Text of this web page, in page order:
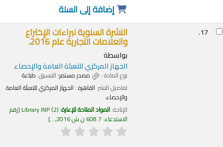
إضافة إلى السلة
17. النشرة السنوية لبراءات الإختراع
والعلامات التجارية عام 2016.
بواسطة
الجهاز المركزي للتعبئة العامة والإحصاء
نوع المادة : مصدر مستمر؛ التنسيق:طباعة
تفاصيل النشر:القاهرة :الجهاز المركزي للتعبئة العامة
والإحصاء.
الإتاحة:المواد المتاحة للإعارة: Library INP(2)
رقم
الاستدعاء:608.7 ن ش 2016, .. .